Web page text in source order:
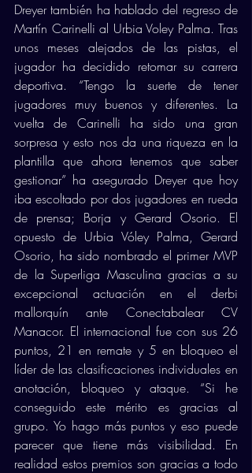
Dreyer también ha hablado del regreso de
Martín Carinelli al Urbia Voley Palma. Tras
unos meses alejados de las pistas, el
jugador ha decidido retomar su carrera
deportiva. “Tengo la suerte de tener
jugadores muy buenos y diferentes. La
vuelta de Carinelli ha sido una gran
sorpresa y esto nos da una riqueza en la
plantilla que ahora tenemos que saber
gestionar” ha asegurado Dreyer que hoy
iba escoltado por dos jugadores en rueda
de prensa; Borja y Gerard Osorio. El
opuesto de Urbia Vóley Palma, Gerard
Osorio, ha sido nombrado el primer MVP
de la Superliga Masculina gracias a su
excepcional actuación en el derbi
mallorquín ante Conectabalear CV
Manacor. El internacional fue con sus 26
puntos, 21 en remate y 5 en bloqueo el
líder de las clasificaciones individuales en
anotación, bloqueo y ataque. “Si he
conseguido este mérito es gracias al
grupo. Yo hago más puntos y eso puede
parecer que tiene más visibilidad. En
realidad estos premios son gracias a todo